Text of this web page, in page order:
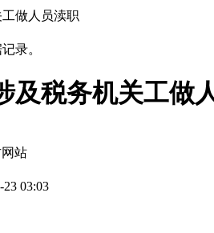
做人员渎职
录。
及税务机关工做
站
23 03:03